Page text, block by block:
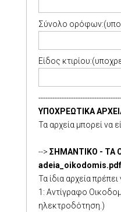
Σύνολο
Είδος
ΥΠΟΧΡΕΩΤΙΚΑ
Τα αρχεία μπορεί να
--> ΣΗΜΑΝΤΙΚΟ - ΤΑ
adeia_oikodomis.pdf
Τα ίδια αρχεία
1: Αντίγραφο
ηλεκτροδότηση.)